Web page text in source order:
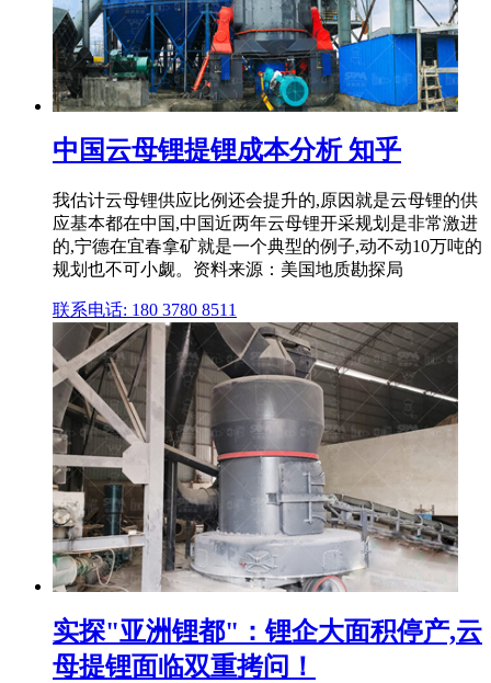
中国云母锂提锂成本分析 知乎
我估计云母锂供应比例还会提升的,原因就是云母锂的供
应基本都在中国,中国近两年云母锂开采规划是非常激进
的,宁德在宜春拿矿就是一个典型的例子,动不动10万吨的
规划也不可小觑。资料来源：美国地质勘探局
联系电话: 180 3780 8511
实探"亚洲锂都"：锂企大面积停产,云
母提锂面临双重拷问！